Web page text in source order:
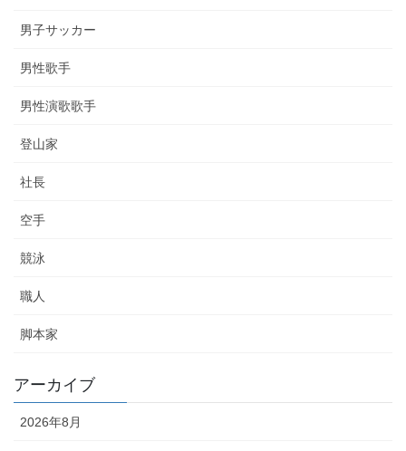
男子サッカー
男性歌手
男性演歌歌手
登山家
社長
空手
競泳
職人
脚本家
アーカイブ
2026年8月